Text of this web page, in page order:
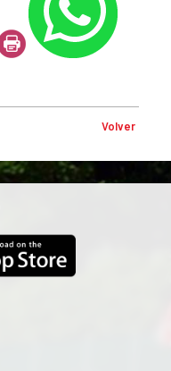
Volver